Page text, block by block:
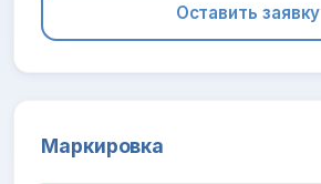
Оставить заявку
Маркировка